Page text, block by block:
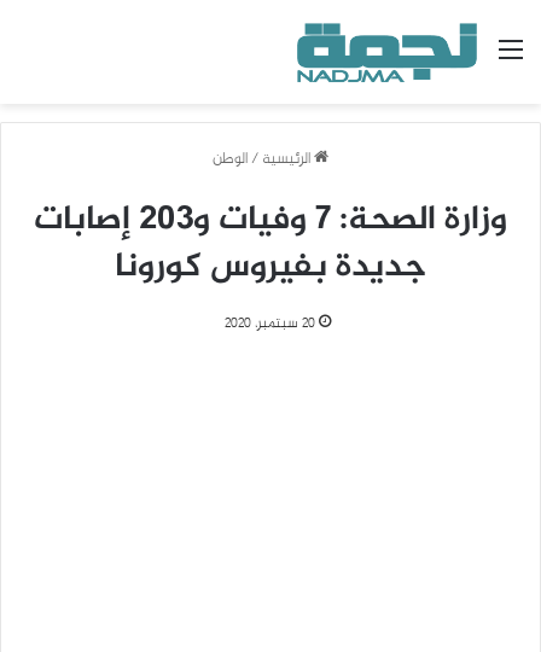
القائمة
الرئيسية/الوطن
وزارة الصحة: 7 وفيات و203 إصابات
جديدة بفيروس كورونا
20 سبتمبر، 2020